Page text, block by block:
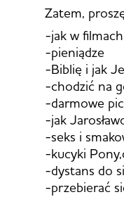
Zatem,
-jak w
-pieniądze
-Biblię i jak
-chodzić na
-darmowe
-jak
-seks i
-kucyki
-dystans do
-przebierać